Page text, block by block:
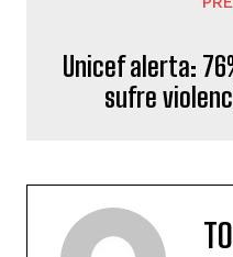
Unicef alerta:
sufre